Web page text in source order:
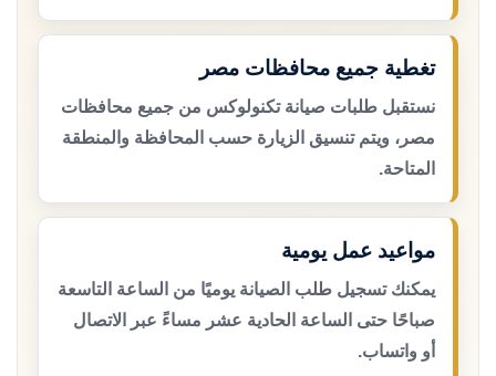
تغطية جميع محافظات مصر
نستقبل طلبات صيانة تكنولوكس من جميع محافظات
مصر، ويتم تنسيق الزيارة حسب المحافظة والمنطقة
المتاحة.
مواعيد عمل يومية
يمكنك تسجيل طلب الصيانة يوميًا من الساعة التاسعة
صباحًا حتى الساعة الحادية عشر مساءً عبر الاتصال
أو واتساب.